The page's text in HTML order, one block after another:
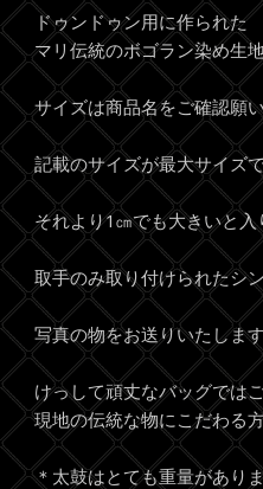
ドゥンドゥン用に作られた
マリ伝統のボゴラン染め生
サイズは商品名をご確認願
記載のサイズが最大サイズ
それより1㎝でも大きいと入
取手のみ取り付けられたシ
写真の物をお送りいたしま
けっして頑丈なバッグでは
現地の伝統な物にこだわる
＊太鼓はとても重量があり